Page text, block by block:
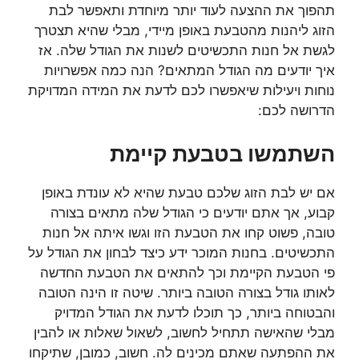
תהפוך את ההצעה לעוד יותר מיוחדת ותאפשר לבת
הזוג ליהנות מהטבעת באופן מיידי, מבלי שהיא תצטרך
לגשת אל חנות התכשיטים לשנות את הגודל שלה. אז
איך יודעים מה הגודל המתאים? הנה כמה אפשרויות
נוחות ויעילות שיאפשרו לכם לדעת את המידה המדויקת
הדרושה לכם:
השתמשו בטבעת קיימת
אם יש לבת הזוג שלכם טבעת שהיא לא עונדת באופן
קבוע, אך אתם יודעים כי הגודל שלה מתאים בצורה
טובה, פשוט קחו את הטבעת הזו וגשו איתה אל חנות
התכשיטים. בחנות המוכר ידע כיצד לבחון את הגודל על
פי הטבעת הקיימת וכך להתאים את הטבעת החדשה
לאותו גודל בצורה הטובה ביותר. שיטה זו הינה הטובה
והבטוחה ביותר, כך תוכלו לדעת את הגודל המדויק
מבלי שהאישה תתחיל לחשוב, לשאול שאלות או להבין
את ההפתעה שאתם מכינים לה. חשוב, כמובן, שתיקחו